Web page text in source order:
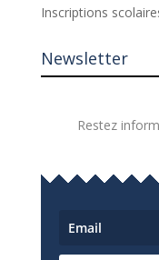
Inscriptions
Newsletter
Restez